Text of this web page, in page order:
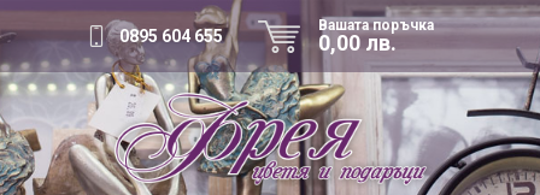
0895 604 655
Вашата поръчка
0,00 лв.